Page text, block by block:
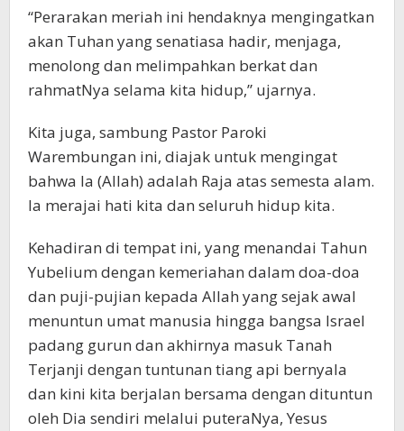
“Perarakan meriah ini hendaknya mengingatkan
akan Tuhan yang senatiasa hadir, menjaga,
menolong dan melimpahkan berkat dan
rahmatNya selama kita hidup,” ujarnya.
Kita juga, sambung Pastor Paroki
Warembungan ini, diajak untuk mengingat
bahwa Ia (Allah) adalah Raja atas semesta alam.
Ia merajai hati kita dan seluruh hidup kita.
Kehadiran di tempat ini, yang menandai Tahun
Yubelium dengan kemeriahan dalam doa-doa
dan puji-pujian kepada Allah yang sejak awal
menuntun umat manusia hingga bangsa Israel
padang gurun dan akhirnya masuk Tanah
Terjanji dengan tuntunan tiang api bernyala
dan kini kita berjalan bersama dengan dituntun
oleh Dia sendiri melalui puteraNya, Yesus